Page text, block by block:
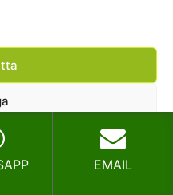
miei dati personali
EMAIL